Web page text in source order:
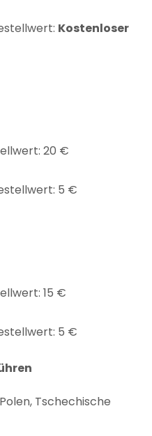
Kostenloser
20 €
5 €
15 €
5 €
Tschechische